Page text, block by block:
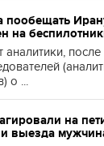
пообещать
на
аналитики,
о ...
на
выезда